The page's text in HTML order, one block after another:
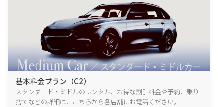
基本料金プラン（C2）
スタンダード・ミドルのレンタル、お得な割引料金や予約、乗り
捨てなどの詳細は、こちらから各店舗にお電話ください。